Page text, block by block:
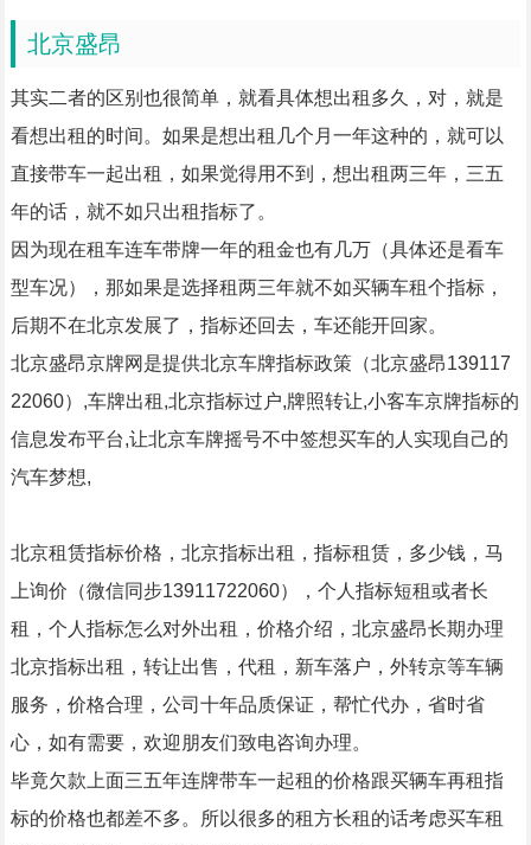
北京盛昂
其实二者的区别也很简单，就看具体想出租多久，对，就是
看想出租的时间。如果是想出租几个月一年这种的，就可以
直接带车一起出租，如果觉得用不到，想出租两三年，三五
年的话，就不如只出租指标了。
因为现在租车连车带牌一年的租金也有几万（具体还是看车
型车况），那如果是选择租两三年就不如买辆车租个指标，
后期不在北京发展了，指标还回去，车还能开回家。
北京盛昂京牌网是提供北京车牌指标政策（北京盛昂139117
22060）,车牌出租,北京指标过户,牌照转让,小客车京牌指标的
信息发布平台,让北京车牌摇号不中签想买车的人实现自己的
汽车梦想,
北京租赁指标价格，北京指标出租，指标租赁，多少钱，马
上询价（微信同步13911722060），个人指标短租或者长
租，个人指标怎么对外出租，价格介绍，北京盛昂长期办理
北京指标出租，转让出售，代租，新车落户，外转京等车辆
服务，价格合理，公司十年品质保证，帮忙代办，省时省
心，如有需要，欢迎朋友们致电咨询办理。
毕竟欠款上面三五年连牌带车一起租的价格跟买辆车再租指
标的价格也都差不多。所以很多的租方长租的话考虑买车租